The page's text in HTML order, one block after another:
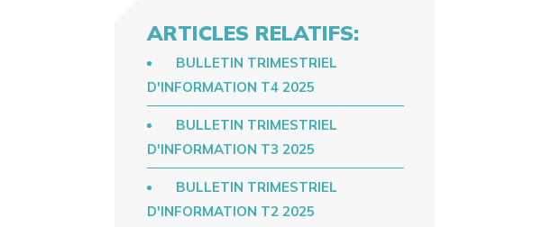
ARTICLES RELATIFS:
BULLETIN TRIMESTRIEL
D'INFORMATION T4 2025
BULLETIN TRIMESTRIEL
D'INFORMATION T3 2025
BULLETIN TRIMESTRIEL
D'INFORMATION T2 2025